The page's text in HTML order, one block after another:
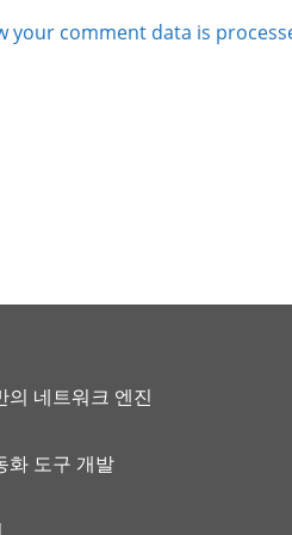
your comment data is
네트워크 엔진
도구 개발